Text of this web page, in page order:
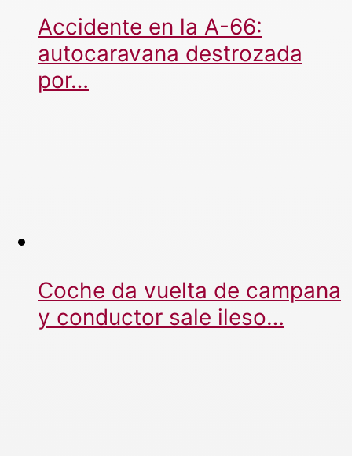
Accidente en la A-66:
autocaravana destrozada
por…
Coche da vuelta de campana
y conductor sale ileso…